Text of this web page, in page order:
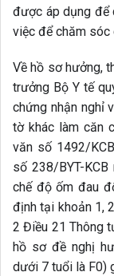
được áp dụng để
việc để chăm sóc
Về hồ sơ hưởng,
trưởng Bộ Y tế
chứng nhận nghỉ
tờ khác làm căn
văn số 1492/
số 238/BYT-
chế độ ốm đau
định tại khoản 1,
2 Điều 21 Thông
hồ sơ đề nghị
dưới 7 tuổi là F0)